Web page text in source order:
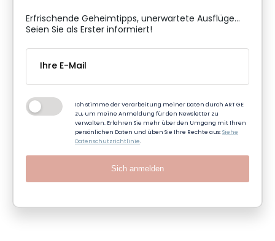
Erfrischende Geheimtipps, unerwartete Ausflüge...
Seien Sie als Erster informiert!
Ich stimme der Verarbeitung meiner Daten durch ART GE
zu, um meine Anmeldung für den Newsletter zu
verwalten. Erfahren Sie mehr über den Umgang mit Ihren
persönlichen Daten und üben Sie Ihre Rechte aus:Siehe
Datenschutzrichtlinie.
Sich anmelden